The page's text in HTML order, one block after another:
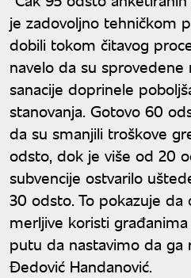
je zadovoljno tehničkom
dobili tokom čitavog
navelo da su
sanacije doprinele
stanovanja. Gotovo 60
da su smanjili troškove
odsto, dok je više od 20
subvencije ostvarilo
30 odsto. To pokazuje
merljive koristi
putu da nastavimo da ga
Đedović Handanović.